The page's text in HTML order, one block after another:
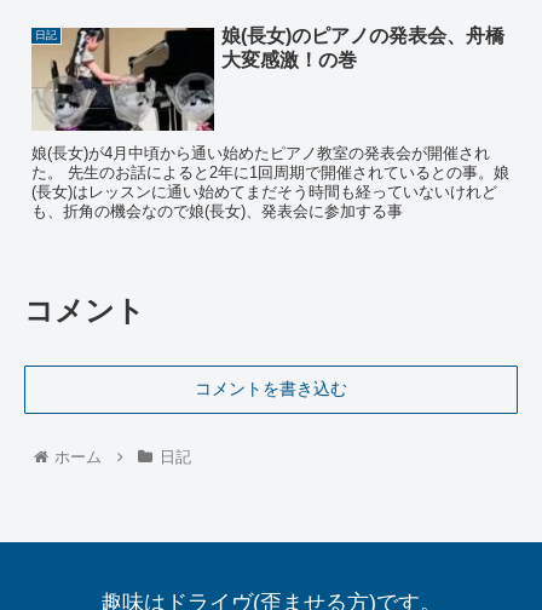
日記
娘(長女)のピアノの発表会、舟橋
大変感激！の巻
娘(長女)が4月中頃から通い始めたピアノ教室の発表会が開催され
た。 先生のお話によると2年に1回周期で開催されているとの事。娘
(長女)はレッスンに通い始めてまだそう時間も経っていないけれど
も、折角の機会なので娘(長女)、発表会に参加する事
コメント
コメントを書き込む
ホーム 日記
趣味はドライヴ(歪ませる方)です。